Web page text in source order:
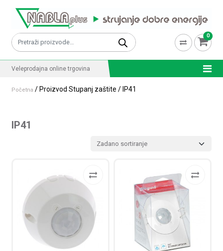
Pretraži: 0
Veleprodajna online trgovina
Početna / Proizvod Stupanj zaštite / IP41
IP41